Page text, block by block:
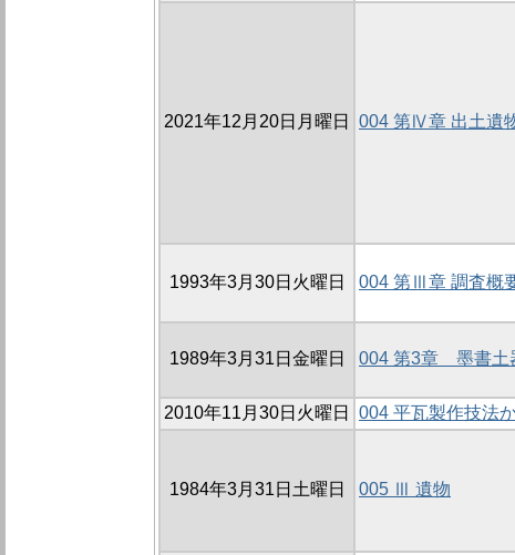
2021年12月20日月曜日 004 第Ⅳ章 出土遺
1993年3月30日火曜日 004 第Ⅲ章 調査概
1989年3月31日金曜日 004 第3章 墨書土
2010年11月30日火曜日
004 平瓦製作技法
1984年3月31日土曜日 005 Ⅲ 遺物